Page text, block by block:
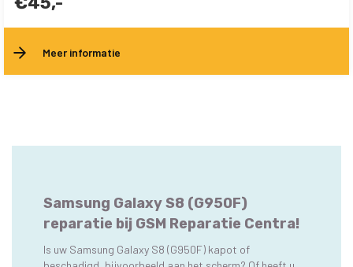
Meer informatie
Samsung Galaxy S8 (G950F)
reparatie bij GSM Reparatie Centra!
Is uw Samsung Galaxy S8 (G950F) kapot of